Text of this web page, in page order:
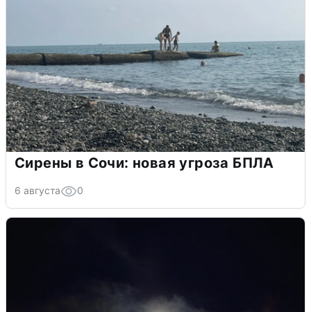
Сирены в Сочи: новая угроза БПЛА
6 августа 0